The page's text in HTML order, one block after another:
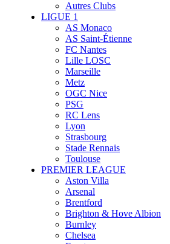
Autres Clubs
LIGUE 1
AS Monaco
AS Saint-Étienne
FC Nantes
Lille LOSC
Marseille
Metz
OGC Nice
PSG
RC Lens
Lyon
Strasbourg
Stade Rennais
Toulouse
PREMIER LEAGUE
Aston Villa
Arsenal
Brentford
Brighton & Hove Albion
Burnley
Chelsea